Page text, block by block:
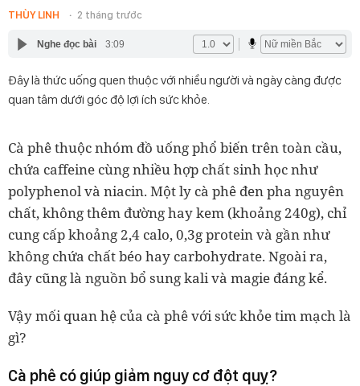
THÙY LINH 2 tháng trước
Nghe đọc bài 3:09
Đây là thức uống quen thuộc với nhiều người và ngày càng được
quan tâm dưới góc độ lợi ích sức khỏe.
Cà phê thuộc nhóm đồ uống phổ biến trên toàn cầu,
chứa caffeine cùng nhiều hợp chất sinh học như
polyphenol và niacin. Một ly cà phê đen pha nguyên
chất, không thêm đường hay kem (khoảng 240g), chỉ
cung cấp khoảng 2,4 calo, 0,3g protein và gần như
không chứa chất béo hay carbohydrate. Ngoài ra,
đây cũng là nguồn bổ sung kali và magie đáng kể.
Vậy mối quan hệ của cà phê với sức khỏe tim mạch là
gì?
Cà phê có giúp giảm nguy cơ đột quỵ?